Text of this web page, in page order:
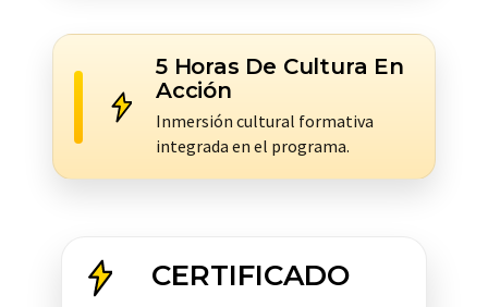
5 Horas De Cultura En
Acción
Inmersión cultural formativa
integrada en el programa.
CERTIFICADO